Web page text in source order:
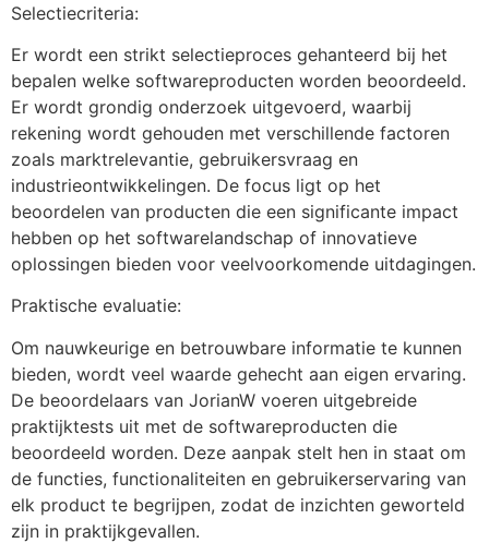
Selectiecriteria:
Er wordt een strikt selectieproces gehanteerd bij het
bepalen welke softwareproducten worden beoordeeld.
Er wordt grondig onderzoek uitgevoerd, waarbij
rekening wordt gehouden met verschillende factoren
zoals marktrelevantie, gebruikersvraag en
industrieontwikkelingen. De focus ligt op het
beoordelen van producten die een significante impact
hebben op het softwarelandschap of innovatieve
oplossingen bieden voor veelvoorkomende uitdagingen.
Praktische evaluatie:
Om nauwkeurige en betrouwbare informatie te kunnen
bieden, wordt veel waarde gehecht aan eigen ervaring.
De beoordelaars van JorianW voeren uitgebreide
praktijktests uit met de softwareproducten die
beoordeeld worden. Deze aanpak stelt hen in staat om
de functies, functionaliteiten en gebruikerservaring van
elk product te begrijpen, zodat de inzichten geworteld
zijn in praktijkgevallen.